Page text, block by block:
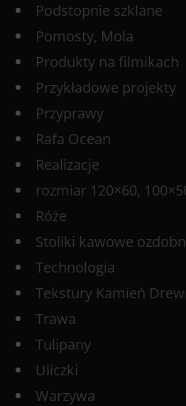
Podstopnie szklane
Pomosty, Mola
Produkty na filmikach
Przykładowe projekty
Przyprawy
Rafa Ocean
Realizacje
rozmiar 120×60,
Róże
Stoliki kawowe
Technologia
Tekstury Kamień
Trawa
Tulipany
Uliczki
Warzywa